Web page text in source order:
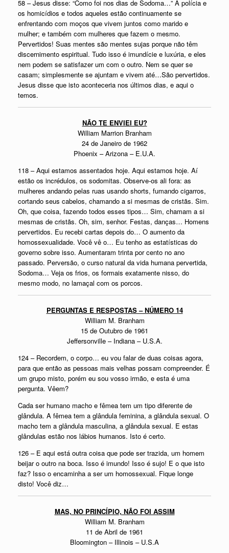
58 – Jesus disse: “Como foi nos dias de Sodoma…” A polícia e
os homicídios e todos aqueles estão continuamente se
enfrentando com moços que vivem juntos como marido e
mulher; e também com mulheres que fazem o mesmo.
Pervertidos! Suas mentes são mentes sujas porque não têm
discernimento espiritual. Tudo isso é imundície e luxúria, e eles
nem podem se satisfazer um com o outro. Nem se quer se
casam; simplesmente se ajuntam e vivem até…São pervertidos.
Jesus disse que isto aconteceria nos últimos dias, e aqui o
temos.
NÃO TE ENVIEI EU?
William Marrion Branham
24 de Janeiro de 1962
Phoenix – Arizona – E.U.A.
118 – Aqui estamos assentados hoje. Aqui estamos hoje. Aí
estão os incrédulos, os sodomitas. Observe-os ali fora: as
mulheres andando pelas ruas usando shorts, fumando cigarros,
cortando seus cabelos, chamando a si mesmas de cristãs. Sim.
Oh, que coisa, fazendo todos esses tipos… Sim, chamam a si
mesmas de cristãs. Oh, sim, senhor. Festas, danças… Homens
pervertidos. Eu recebi cartas depois do… O aumento da
homossexualidade. Você vê o… Eu tenho as estatísticas do
governo sobre isso. Aumentaram trinta por cento no ano
passado. Perversão, o curso natural da vida humana pervertida,
Sodoma… Veja os frios, os formais exatamente nisso, do
mesmo modo, no lamaçal com os porcos.
PERGUNTAS E RESPOSTAS – NÚMERO 14
William M. Branham
15 de Outubro de 1961
Jeffersonville – Indiana – U.S.A.
124 – Recordem, o corpo… eu vou falar de duas coisas agora,
para que então as pessoas mais velhas possam compreender. É
um grupo misto, porém eu sou vosso irmão, e esta é uma
pergunta. Vêem?
Cada ser humano macho e fêmea tem um tipo diferente de
glândula. A fêmea tem a glândula feminina, a glândula sexual. O
macho tem a glândula masculina, a glândula sexual. E estas
glândulas estão nos lábios humanos. Isto é certo.
126 – E aqui está outra coisa que pode ser trazida, um homem
beijar o outro na boca. Isso é imundo! Isso é sujo! E o que isto
faz? Isso o encaminha a ser um homossexual. Fique longe
disto! Você diz…
MAS, NO PRINCÍPIO, NÃO FOI ASSIM
William M. Branham
11 de Abril de 1961
Bloomington – Illinois – U.S.A